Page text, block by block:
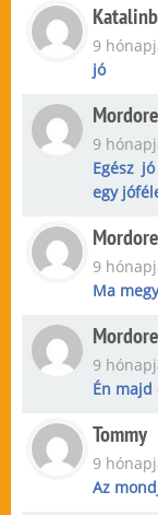
9
jó
9
Egész
egy
9
Ma
9
Én majd
Tommy
9
Az